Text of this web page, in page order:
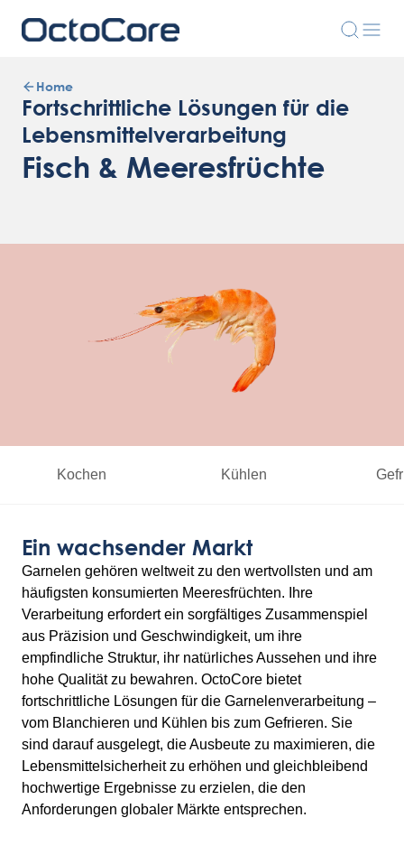
Home
Fortschrittliche Lösungen für die
Lebensmittelverarbeitung
Fisch & Meeresfrüchte
Kochen Kühlen
Ein wachsender Markt
Garnelen gehören weltweit zu den wertvollsten und am
häufigsten konsumierten Meeresfrüchten. Ihre
Verarbeitung erfordert ein sorgfältiges Zusammenspiel
aus Präzision und Geschwindigkeit, um ihre
empfindliche Struktur, ihr natürliches Aussehen und ihre
hohe Qualität zu bewahren. OctoCore bietet
fortschrittliche Lösungen für die Garnelenverarbeitung –
vom Blanchieren und Kühlen bis zum Gefrieren. Sie
sind darauf ausgelegt, die Ausbeute zu maximieren, die
Lebensmittelsicherheit zu erhöhen und gleichbleibend
hochwertige Ergebnisse zu erzielen, die den
Anforderungen globaler Märkte entsprechen.